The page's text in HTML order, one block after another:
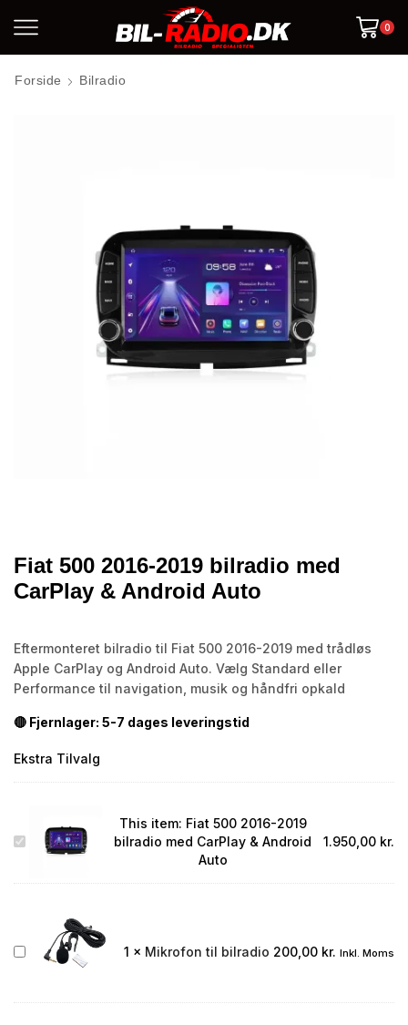
0
Forside Bilradio
Fiat 500 2016-2019 bilradio med
CarPlay & Android Auto
Eftermonteret bilradio til Fiat 500 2016-2019 med trådløs
Apple CarPlay og Android Auto. Vælg Standard eller
Performance til navigation, musik og håndfri opkald
🔴 Fjernlager: 5-7 dages leveringstid
Ekstra Tilvalg
Fiat
CarPlay
Auto
This item: Fiat 500 2016-2019
bilradio med CarPlay & Android
Auto
1.950,00 kr.
Mikrofon
1 × Mikrofon til bilradio 200,00 kr. Inkl. Moms